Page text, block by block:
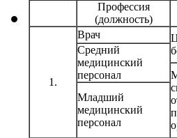
Профессия
(должность)
1.
Врач
Средний
медицинский
персонал
Младший
медицинский
персонал